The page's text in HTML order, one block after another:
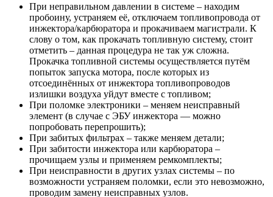
При неправильном давлении в системе – находим
пробоину, устраняем её, отключаем топливопровода от
инжектора/карбюратора и прокачиваем магистрали. К
слову о том, как прокачать топливную систему, стоит
отметить – данная процедура не так уж сложна.
Прокачка топливной системы осуществляется путём
попыток запуска мотора, после которых из
отсоединённых от инжектора топливопроводов
излишки воздуха уйдут вместе с топливом;
При поломке электроники – меняем неисправный
элемент (в случае с ЭБУ инжектора — можно
попробовать перепрошить);
При забитых фильтрах – также меняем детали;
При забитости инжектора или карбюратора –
прочищаем узлы и применяем ремкомплекты;
При неисправности в других узлах системы – по
возможности устраняем поломки, если это невозможно,
проводим замену неисправных узлов.